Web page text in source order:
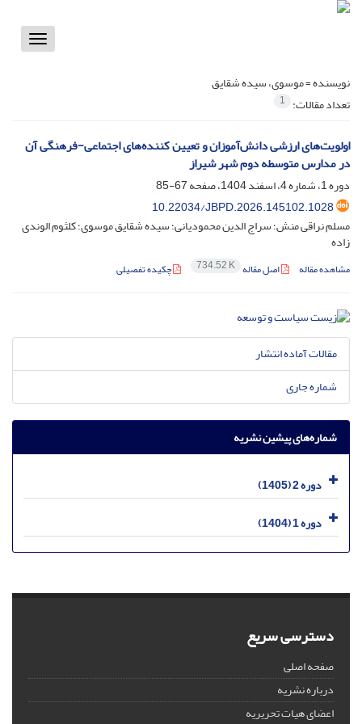
Toggle
نویسنده =موسوی، سیده شقایق
تعداد مقالات: 1
اولویت‌های ارزشی دانش‌آموزان و تعیین کننده‌های اجتماعی-فرهنگی آن
در مدارس متوسطه دوم شهر شیراز
دوره 1، شماره 4، اسفند 1404، صفحه
67-85
10.22034/JBPD.2026.145102.1028
مسلم نراقی منش؛ سراج الدین محمودیانی؛ سیده شقایق موسوی؛ کلثوم الوندی
زاده
مشاهده مقاله اصل مقاله 734.52 K چکیده تفصیلی
مقالات آماده انتشار
شماره جاری
شماره‌های پیشین نشریه
دوره 2 (1405)
دوره 1 (1404)
دسترسی سریع
صفحه اصلی
درباره نشریه
اعضای هیات تحریریه